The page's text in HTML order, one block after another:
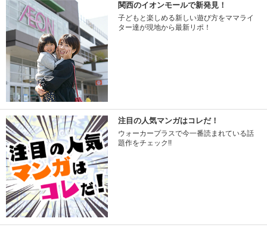
関西のイオンモールで新発見！
子どもと楽しめる新しい遊び方をママライ
ター達が現地から最新リポ！
注目の人気マンガはコレだ！
ウォーカープラスで今一番読まれている話
題作をチェック!!